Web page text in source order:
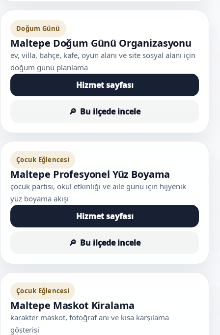
Doğum Günü
Maltepe Doğum Günü Organizasyonu
ev, villa, bahçe, kafe, oyun alanı ve site sosyal alanı için
doğum günü planlama
Hizmet sayfası
Bu ilçede incele
Çocuk Eğlencesi
Maltepe Profesyonel Yüz Boyama
çocuk partisi, okul etkinliği ve aile günü için hijyenik
yüz boyama akışı
Hizmet sayfası
Bu ilçede incele
Çocuk Eğlencesi
Maltepe Maskot Kiralama
karakter maskot, fotoğraf anı ve kısa karşılama
gösterisi